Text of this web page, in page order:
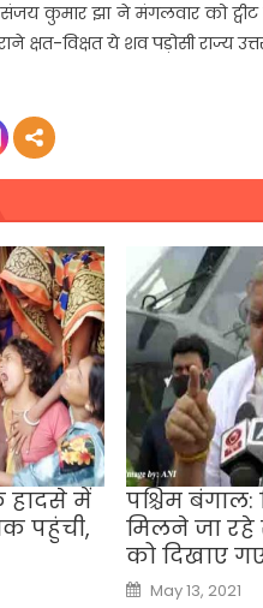
कुमार झा ने मंगलवार को
क्षत-विक्षत ये शव पड़ोसी राज्य
हादसे में
पहुंची,
पश्चिम बंगाल:
मिलने जा
को दिखाए
Posted
on
May 13, 2021